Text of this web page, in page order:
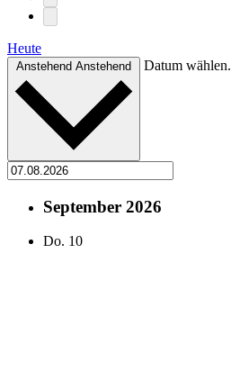
Heute
Anstehend Anstehend Datum wählen.
September 2026
Do. 10